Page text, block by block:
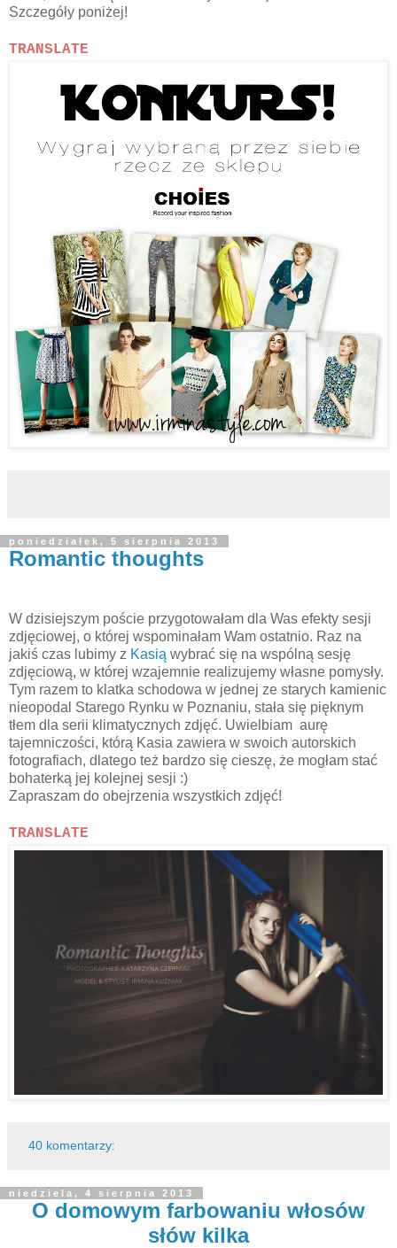
Szczegóły poniżej!
TRANSLATE
poniedziałek, 5 sierpnia 2013
Romantic thoughts
W dzisiejszym poście przygotowałam dla Was efekty sesji
zdjęciowej, o której wspominałam Wam ostatnio. Raz na
jakiś czas lubimy z Kasią wybrać się na wspólną sesję
zdjęciową, w której wzajemnie realizujemy własne pomysły.
Tym razem to klatka schodowa w jednej ze starych kamienic
nieopodal Starego Rynku w Poznaniu, stała się pięknym
tłem dla serii klimatycznych zdjęć. Uwielbiam aurę
tajemniczości, którą Kasia zawiera w swoich autorskich
fotografiach, dlatego też bardzo się cieszę, że mogłam stać
bohaterką jej kolejnej sesji :)
Zapraszam do obejrzenia wszystkich zdjęć!
TRANSLATE
40 komentarzy:
niedziela, 4 sierpnia 2013
O domowym farbowaniu włosów
słów kilka